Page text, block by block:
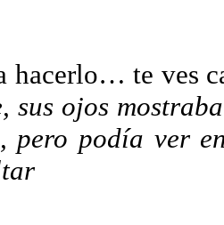
hacerlo… te ves
sus ojos
pero podía ver